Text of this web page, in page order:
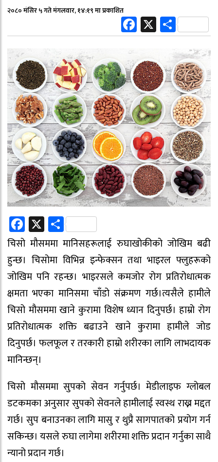
२०८० मंसिर ५ गते मंगलवार, १४:१९ मा प्रकाशित
Facebook
XShare
Facebook
X Share
चिसो मौसममा मानिसहरूलाई रुघाखोकीको जोखिम बढी
हुन्छ। चिसोमा विभिन्न इन्फेक्सन तथा भाइरल फ्लुहरूको
जोखिम पनि रहन्छ। भाइरसले कमजोर रोग प्रतिरोधात्मक
क्षमता भएका मानिसमा चाँडो संक्रमण गर्छ।त्यसैले हामीले
चिसो मौसममा खाने कुरामा विशेष ध्यान दिनुपर्छ। हाम्रो रोग
प्रतिरोधात्मक शक्ति बढाउने खाने कुरामा हामीले जोड
दिनुपर्छ। फलफूल र तरकारी हाम्रो शरीरका लागि लाभदायक
मानिन्छन्।
चिसो मौसममा सुपको सेवन गर्नुपर्छ। मेडीलाइफ ग्लोबल
डटकमका अनुसार सुपको सेवनले हामीलाई स्वस्थ राख्न मद्दत
गर्छ। सुप बनाउनका लागि मासु र थुप्रै सागपातको प्रयोग गर्न
सकिन्छ। यसले रुघा लागेमा शरीरमा शक्ति प्रदान गर्नुका साथै
न्यानो प्रदान गर्छ।